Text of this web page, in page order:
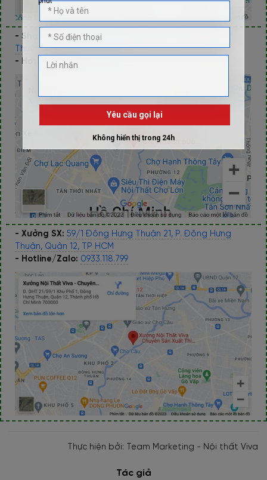
- Showroom 2: 606 Nguyễn Văn Quá, P. Đông Hưng
Thuận, Q.12, Tp Hồ Chí Minh
- Hotline/Zalo:
- Xưởng SX: 59/1 Đông Hưng Thuận 21, P. Đông Hưng
Thuận, Quận 12, TP HCM
- Hotline/Zalo: 0933.118.799
Thực hiện bởi: Team Marketing - Nội thất Viva
Tác giả